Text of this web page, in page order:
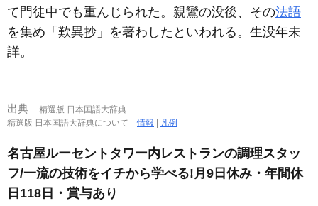
て門徒中でも重んじられた。親鸞の没後、その法語
を集め「歎異抄」を著わしたといわれる。生没年未
詳。
出典
精選版 日本国語大辞典
精選版 日本国語大辞典について情報 凡例
名古屋ルーセントタワー内レストランの調理スタッ
フ/一流の技術をイチから学べる!月9日休み・年間休
日118日・賞与あり